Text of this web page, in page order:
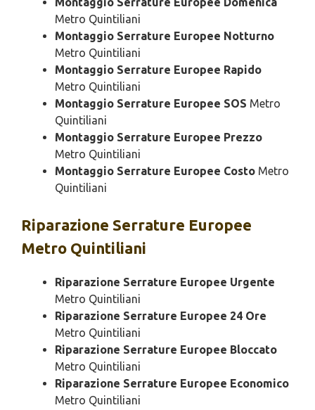
Metro Quintiliani
Montaggio Serrature Europee Notturno
Metro Quintiliani
Montaggio Serrature Europee Rapido
Metro Quintiliani
Montaggio Serrature Europee SOS Metro
Quintiliani
Montaggio Serrature Europee Prezzo
Metro Quintiliani
Montaggio Serrature Europee Costo Metro
Quintiliani
Riparazione Serrature Europee
Metro Quintiliani
Riparazione Serrature Europee Urgente
Metro Quintiliani
Riparazione Serrature Europee 24 Ore
Metro Quintiliani
Riparazione Serrature Europee Bloccato
Metro Quintiliani
Riparazione Serrature Europee Economico
Metro Quintiliani